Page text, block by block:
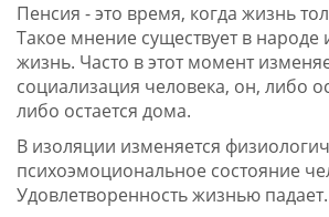
Пенсия - это время, когда жизнь
Такое мнение существует в народе
жизнь. Часто в этот момент
социализация человека, он, либо
либо остается дома.
В изоляции изменяется
психоэмоциональное состояние
Удовлетворенность жизнью падает.